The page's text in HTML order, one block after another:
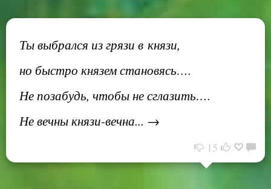
Ты выбрался из грязи в князи,
но быстро князем становясь….
Не позабудь, чтобы не сглазить….
Не вечны князи-вечна... →
15